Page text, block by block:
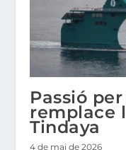
Passió
remplace
Tindaya
4 de mai de 2026